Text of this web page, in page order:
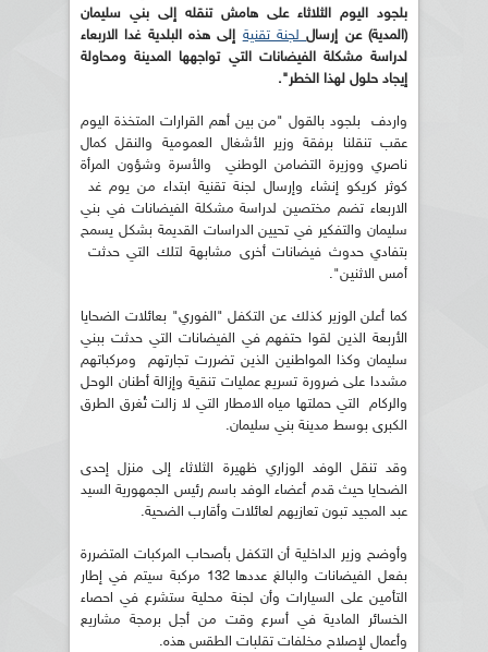
بلجود اليوم الثلاثاء على هامش تنقله إلى بني سليمان
(المدية) عن إرساللجنة تقنية إلى هذه البلدية غدا الاربعاء
لدراسة مشكلة الفيضانات التي تواجهها المدينة ومحاولة
إيجاد حلول لهذا الخطر".
واردف بلجود بالقول "من بين أهم القرارات المتخذة اليوم
عقب تنقلنا برفقة وزير الأشغال العمومية والنقل كمال
ناصري ووزيرة التضامن الوطني والأسرة وشؤون المرأة
كوثر كريكو إنشاء وإرسال لجنة تقنية ابتداء من يوم غد
الاربعاء تضم مختصين لدراسة مشكلة الفيضانات في بني
سليمان والتفكير في تحيين الدراسات القديمة بشكل يسمح
بتفادي حدوث فيضانات أخرى مشابهة لتلك التي حدثت
أمس الاثنين".
كما أعلن الوزير كذلك عن التكفل "الفوري" بعائلات الضحايا
الأربعة الذين لقوا حتفهم في الفيضانات التي حدثت ببني
سليمان وكذا المواطنين الذين تضررت تجارتهم ومركباتهم
مشددا على ضرورة تسريع عمليات تنقية وإزالة أطنان الوحل
والركام التي حملتها مياه الامطار التي لا زالت تُغرق الطرق
الكبرى بوسط مدينة بني سليمان.
وقد تنقل الوفد الوزاري ظهيرة الثلاثاء إلى منزل إحدى
الضحايا حيث قدم أعضاء الوفد باسم رئيس الجمهورية السيد
عبد المجيد تبون تعازيهم لعائلات وأقارب الضحية.
وأوضح وزير الداخلية أن التكفل بأصحاب المركبات المتضررة
بفعل الفيضانات والبالغ عددها 132 مركبة سيتم في إطار
التأمين على السيارات وأن لجنة محلية ستشرع في احصاء
الخسائر المادية في أسرع وقت من أجل برمجة مشاريع
وأعمال لإصلاح مخلفات تقلبات الطقس هذه.